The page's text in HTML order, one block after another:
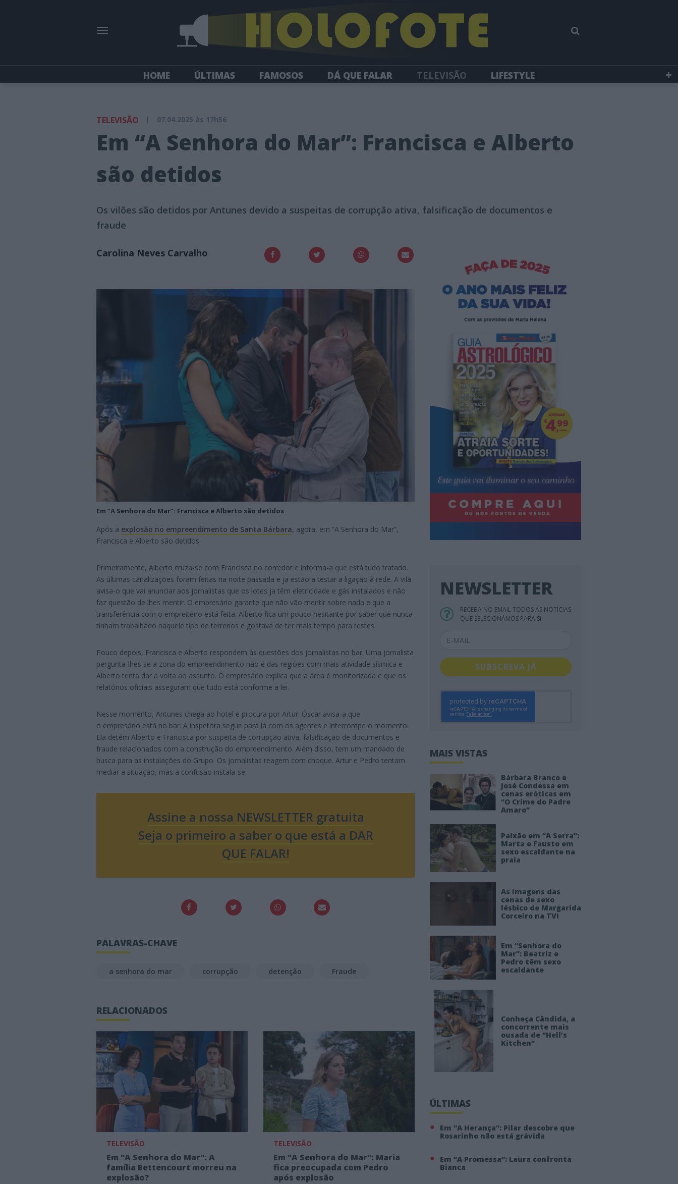
HOME ÚLTIMAS FAMOSOS DÁ QUE FALAR TELEVISÃO
LIFESTYLE
TELEVISÃO | 07.04.2025 às 17h56
Em “A Senhora do Mar”: Francisca e Alberto
são detidos
Os vilões são detidos por Antunes devido a suspeitas de corrupção ativa, falsificação de documentos e
fraude
Carolina Neves Carvalho
Em “A Senhora do Mar”: Francisca e Alberto são detidos
Após a explosão no empreendimento de Santa Bárbara, agora, em “A Senhora do Mar”,
Francisca e Alberto são detidos.
Primeiramente, Alberto cruza-se com Francisca no corredor e informa-a que está tudo tratado.
As últimas canalizações foram feitas na noite passada e ja estão a testar a ligação à rede. A vilã
avisa-o que vai anunciar aos jornalistas que os lotes ja têm eletricidade e gás instalados e não
faz questão de lhes mentir. O empresário garante que não vão mentir sobre nada e que a
transferência com o empreiteiro está feita. Alberto fica um pouco hesitante por saber que nunca
tinham trabalhado naquele tipo de terrenos e gostava de ter mais tempo para testes.
Pouco depois, Francisca e Alberto respondem às questões dos jornalistas no bar. Uma jornalista
pergunta-lhes se a zona do empreendimento não é das regiões com mais atividade sísmica e
Alberto tenta dar a volta ao assunto. O empresário explica que a área é monitorizada e que os
relatórios oficiais asseguram que tudo está conforme a lei.
Nesse momento, Antunes chega ao hotel e procura por Artur. Óscar avisa-a que
o empresário está no bar. A inspetora segue para lá com os agentes e interrompe o momento.
Ela detém Alberto e Francisca por suspeita de corrupção ativa, falsificação de documentos e
fraude relacionados com a construção do empreendimento. Além disso, tem um mandado de
busca para as instalações do Grupo. Os jornalistas reagem com choque. Artur e Pedro tentam
mediar a situação, mas a confusão instala-se.
Assine a nossa NEWSLETTER gratuita
Seja o primeiro a saber o que está a DAR
QUE FALAR!
PALAVRAS-CHAVE
a senhora do mar corrupção detenção Fraude
RELACIONADOS
TELEVISÃO
Em "A Senhora do Mar": A
família Bettencourt morreu na
explosão?
TELEVISÃO
Em "A Senhora do Mar": Maria
fica preocupada com Pedro
após explosão
NEWSLETTER
RECEBA NO EMAIL TODOS AS NOTÍCIAS
QUE SELECIONÁMOS PARA SI
SUBSCREVA JÁ
MAIS VISTAS
Bárbara Branco e
José Condessa em
cenas eróticas em
“O Crime do Padre
Amaro”
Paixão em “A Serra”:
Marta e Fausto em
sexo escaldante na
praia
As imagens das
cenas de sexo
lésbico de Margarida
Corceiro na TVI
Em “Senhora do
Mar”: Beatriz e
Pedro têm sexo
escaldante
Conheça Cândida, a
concorrente mais
ousada de “Hell’s
Kitchen”
ÚLTIMAS
Em “A Herança”: Pilar descobre que
Rosarinho não está grávida
Em “A Promessa”: Laura confronta
Bianca